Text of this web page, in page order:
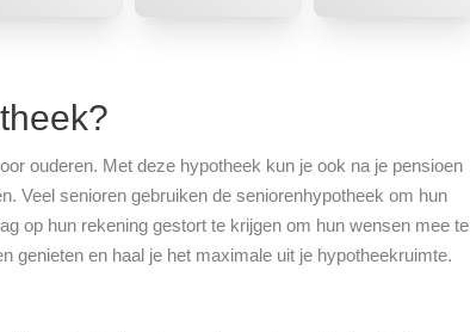
ouderen. Met deze hypotheek kun je ook na je pensioen
Veel senioren gebruiken de seniorenhypotheek om hun
op hun rekening gestort te krijgen om hun wensen mee te
genieten en haal je het maximale uit je hypotheekruimte.